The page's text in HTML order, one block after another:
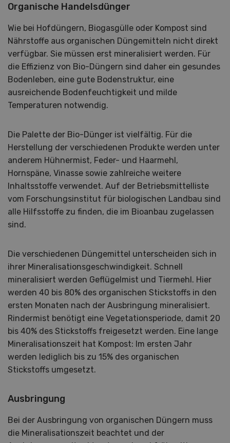
Organische Handelsdünger
Wie bei Hofdüngern, Biogasgülle oder Kompost sind
Nährstoffe aus organischen Düngemitteln nicht direkt
verfügbar. Sie müssen erst mineralisiert werden. Für
die Effizienz von Bio-Düngern sind daher ein gesundes
Bodenleben, eine gute Bodenstruktur, eine
ausreichende Bodenfeuchtigkeit und milde
Temperaturen notwendig.
Die Palette der Bio-Dünger ist vielfältig. Für die
Herstellung der verschiedenen Produkte werden unter
anderem Hühnermist, Feder- und Haarmehl,
Hornspäne, Vinasse sowie zahlreiche weitere
Inhaltsstoffe verwendet. Auf der Betriebsmittelliste
vom Forschungsinstitut für biologischen Landbau sind
alle Hilfsstoffe zu finden, die im Bioanbau zugelassen
sind.
Die verschiedenen Düngemittel unterscheiden sich in
ihrer Mineralisationsgeschwindigkeit. Schnell
mineralisiert werden Geflügelmist und Tiermehl. Hier
werden 40 bis 80% des organischen Stickstoffs in den
ersten Monaten nach der Ausbringung mineralisiert.
Rindermist benötigt eine Vegetationsperiode, damit 20
bis 40% des Stickstoffs freigesetzt werden. Eine lange
Mineralisationszeit hat Kompost: Im ersten Jahr
werden lediglich bis zu 15% des organischen
Stickstoffs umgesetzt.
Ausbringung
Bei der Ausbringung von organischen Düngern muss
die Mineralisationszeit beachtet und der